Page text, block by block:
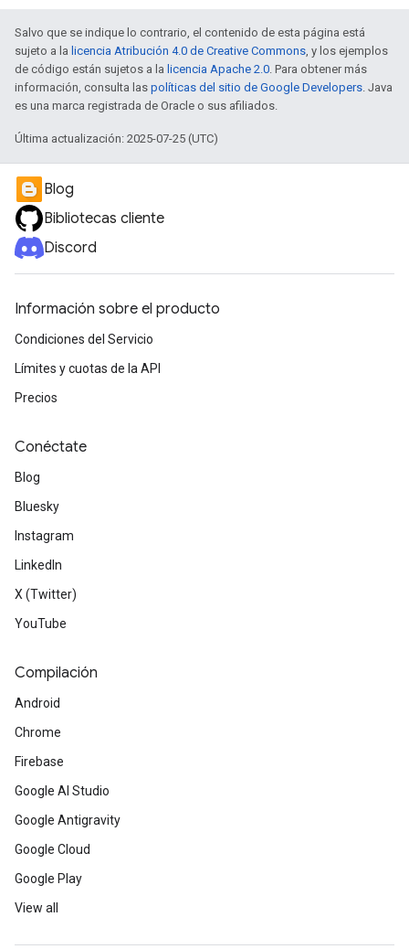
Salvo que se indique lo contrario, el contenido de esta página está
sujeto a la licencia Atribución 4.0 de Creative Commons, y los ejemplos
de código están sujetos a la licencia Apache 2.0. Para obtener más
información, consulta las políticas del sitio de Google Developers. Java
es una marca registrada de Oracle o sus afiliados.
Última actualización: 2025-07-25 (UTC)
Blog
Bibliotecas cliente
Discord
Información sobre el producto
Condiciones del Servicio
Límites y cuotas de la API
Precios
Conéctate
Blog
Bluesky
Instagram
LinkedIn
X (Twitter)
YouTube
Compilación
Android
Chrome
Firebase
Google AI Studio
Google Antigravity
Google Cloud
Google Play
View all